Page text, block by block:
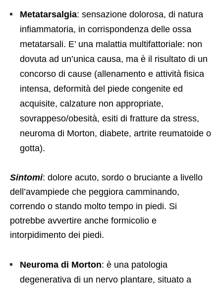
Metatarsalgia: sensazione dolorosa, di natura
infiammatoria, in corrispondenza delle ossa
metatarsali. E’ una malattia multifattoriale: non
dovuta ad un’unica causa, ma è il risultato di un
concorso di cause (allenamento e attività fisica
intensa, deformità del piede congenite ed
acquisite, calzature non appropriate,
sovrappeso/obesità, esiti di fratture da stress,
neuroma di Morton, diabete, artrite reumatoide o
gotta).
Sintomi: dolore acuto, sordo o bruciante a livello
dell’avampiede che peggiora camminando,
correndo o stando molto tempo in piedi. Si
potrebbe avvertire anche formicolio e
intorpidimento dei piedi.
Neuroma di Morton: è una patologia
degenerativa di un nervo plantare, situato a